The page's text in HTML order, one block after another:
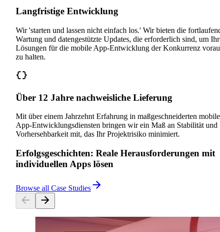
Langfristige Entwicklung
Wir 'starten und lassen nicht einfach los.' Wir bieten die
Wartung und datengestützte Updates, die erforderlich sind, um
Lösungen für die mobile App-Entwicklung der Konkurrenz
zu halten.
Über 12 Jahre nachweisliche Lieferung
Mit über einem Jahrzehnt Erfahrung in maßgeschneiderten
App-Entwicklungsdiensten bringen wir ein Maß an Stabilität und
Vorhersehbarkeit mit, das Ihr Projektrisiko minimiert.
Erfolgsgeschichten: Reale Herausforderungen mit
individuellen Apps lösen
Browse all Case Studies